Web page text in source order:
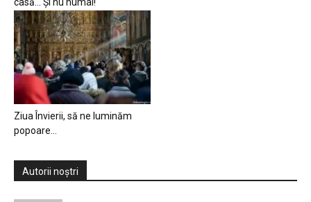
Ziua Învierii, să ne luminăm
popoare…
Autorii noștri